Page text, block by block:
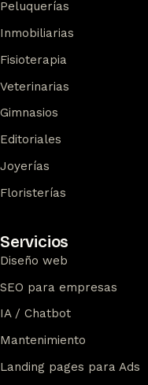
Peluquerías
Inmobiliarias
Fisioterapia
Veterinarias
Gimnasios
Editoriales
Joyerías
Floristerías
Servicios
Diseño web
SEO para empresas
IA / Chatbot
Mantenimiento
Landing pages para Ads